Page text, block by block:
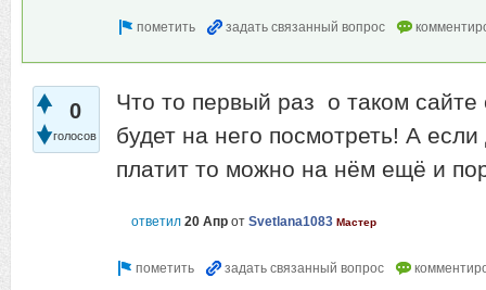
0
голосов
Что то первый раз о таком
будет на него посмотреть! А
платит то можно на нём ещё и
ответил 20 Апр от Svetlana1083 Мастер